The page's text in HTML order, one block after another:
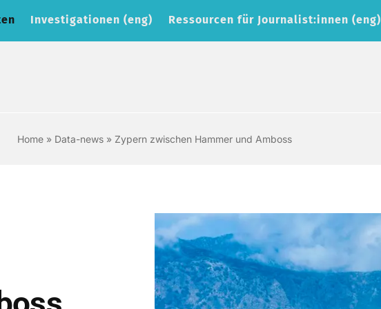
Investigationen (eng) Ressourcen für Journalist:innen (eng)
Home » Data-news » Zypern zwischen Hammer und Amboss